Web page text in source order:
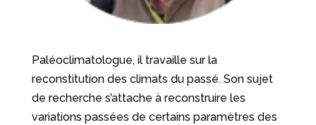
Paléoclimatologue, il travaille sur la
reconstitution des climats du passé. Son sujet
de recherche s’attache à reconstruire les
variations passées de certains paramètres des